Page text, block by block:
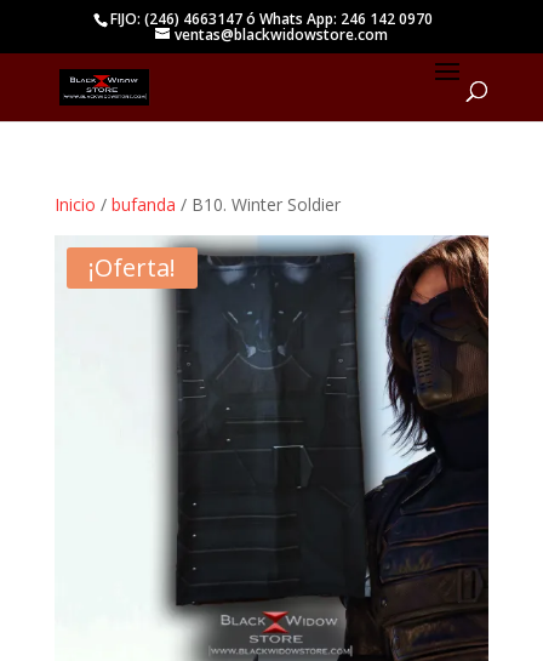
FIJO: (246) 4663147 ó Whats App: 246 142 0970
ventas@blackwidowstore.com
Inicio / bufanda / B10. Winter Soldier
¡Oferta!